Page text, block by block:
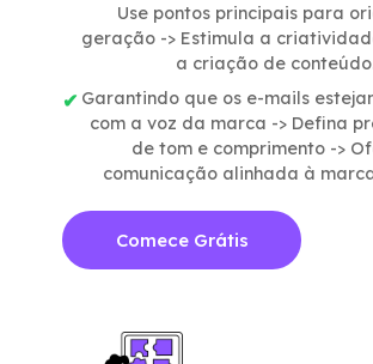
Use pontos principais para
geração -> Estimula a
a criação de
Garantindo que os e-mails
com a voz da marca -> Defina
de tom e comprimento ->
comunicação alinhada à
Comece Grátis